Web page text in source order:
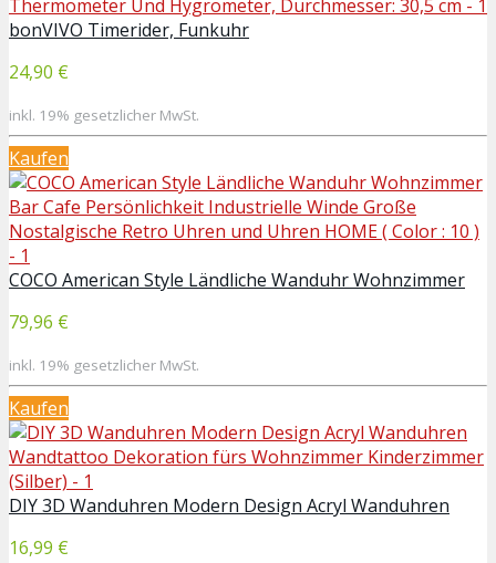
bonVIVO Timerider, Funkuhr
24,90 €
inkl. 19% gesetzlicher MwSt.
Kaufen
COCO American Style Ländliche Wanduhr Wohnzimmer
79,96 €
inkl. 19% gesetzlicher MwSt.
Kaufen
DIY 3D Wanduhren Modern Design Acryl Wanduhren
16,99 €